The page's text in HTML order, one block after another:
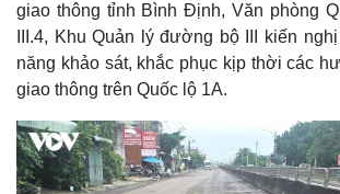
giao thông tỉnh Bình Định, Văn phòng
III.4, Khu Quản lý đường bộ III kiến
năng khảo sát, khắc phục kịp thời các
giao thông trên Quốc lộ 1A.